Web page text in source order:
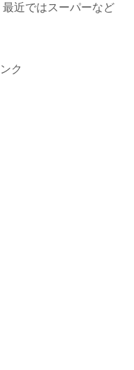
近ではスーパーなど
ク